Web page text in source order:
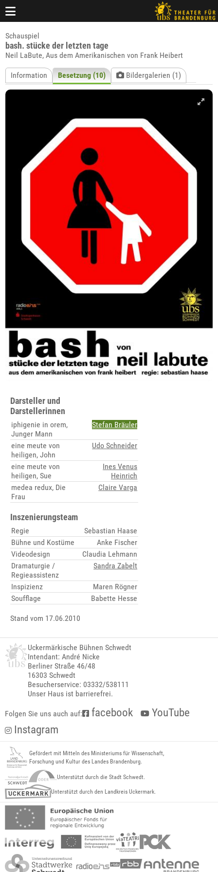
Schauspiel
bash. stücke der letzten tage
Neil LaBute, Aus dem Amerikanischen von Frank Heibert
Information Besetzung (10) Bildergalerien (1)
Darsteller und
Darstellerinnen
iphigenie in orem,
Junger Mann
Stefan Bräuler
eine meute von
heiligen, John
Udo Schneider
eine meute von
heiligen, Sue
Ines Venus
Heinrich
medea redux, Die
Frau
Claire Varga
Inszenierungsteam
Regie
Sebastian Haase
Bühne und Kostüme
Anke Fischer
Videodesign
Claudia Lehmann
Dramaturgie /
Regieassistenz
Sandra Zabelt
Inspizienz
Maren Rögner
Soufflage
Babette Hesse
Stand vom 17.06.2010
Uckermärkische Bühnen Schwedt
Intendant: André Nicke
Berliner Straße 46/48
16303 Schwedt
Besucherservice: 03332/538111
Unser Haus ist barrierefrei.
Folgen Sie uns auch auf: facebook
YouTube
Instagram
Gefördert mit Mitteln des Ministeriums für Wissenschaft,
Forschung und Kultur des Landes Brandenburg.
Unterstützt durch die Stadt Schwedt.
Unterstützt durch den Landkreis Uckermark.